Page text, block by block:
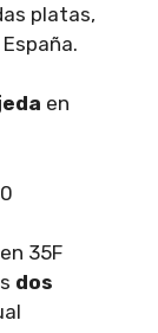
platas,
en
35F
dos